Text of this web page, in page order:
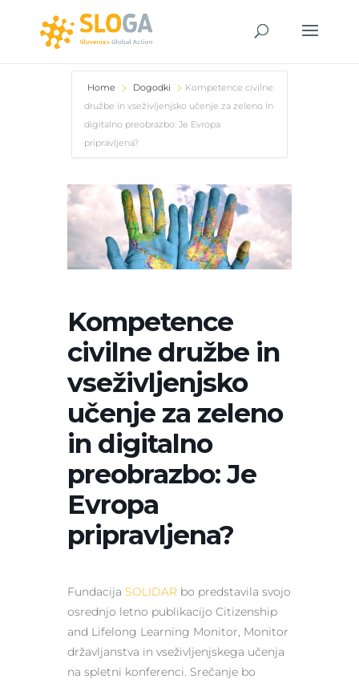
Home Dogodki
Kompetence civilne
družbe in vseživljenjsko učenje za zeleno in
digitalno preobrazbo: Je Evropa
pripravljena?
Kompetence
civilne družbe in
vseživljenjsko
učenje za zeleno
in digitalno
preobrazbo: Je
Evropa
pripravljena?
Fundacija SOLIDAR bo predstavila svojo
osrednjo letno publikacijo Citizenship
and Lifelong Learning Monitor, Monitor
državljanstva in vseživljenjskega učenja
na spletni konferenci. Srečanje bo